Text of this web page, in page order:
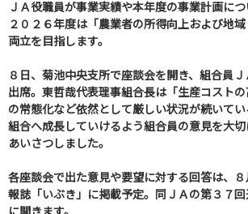
ＪＡ役職員が事業実績や本年度の事業計画につ
２０２６年度は「農業者の所得向上および地
両立を目指します。
８日、菊池中央支所で座談会を開き、組合員
出席。東哲哉代表理事組合長は「生産コスト
の常態化など依然として厳しい状況が続いて
組合へ成長していけるよう組合員の意見を大
あいさつしました。
各座談会で出た意見や要望に対する回答は、
報誌「いぶき」に掲載予定。同ＪＡの第３７
に開きます。